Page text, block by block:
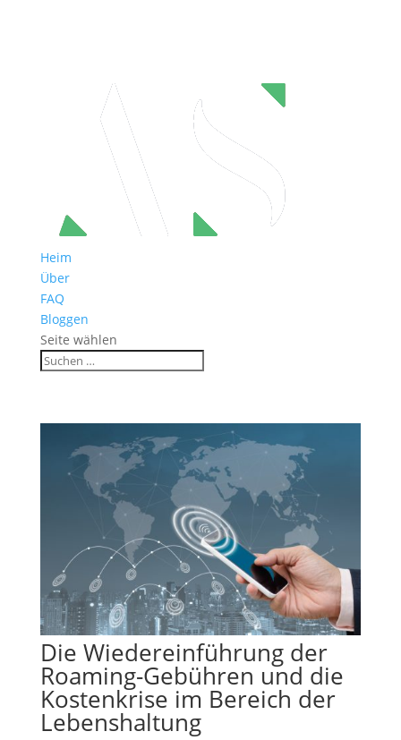
Heim
Über
FAQ
Bloggen
Seite wählen
Die Wiedereinführung der
Roaming-Gebühren und die
Kostenkrise im Bereich der
Lebenshaltung